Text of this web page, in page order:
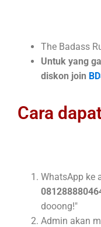
The Badass
Untuk yang
diskon join
Cara
WhatsApp ke
dooong!"
Admin akan